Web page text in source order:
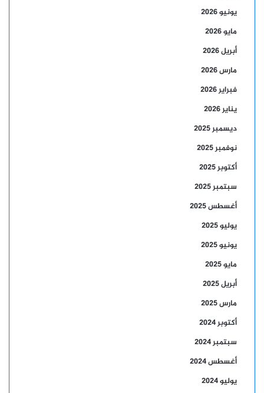
يونيو 2026
مايو 2026
أبريل 2026
مارس 2026
فبراير 2026
يناير 2026
ديسمبر 2025
نوفمبر 2025
أكتوبر 2025
سبتمبر 2025
أغسطس 2025
يوليو 2025
يونيو 2025
مايو 2025
أبريل 2025
مارس 2025
أكتوبر 2024
سبتمبر 2024
أغسطس 2024
يوليو 2024